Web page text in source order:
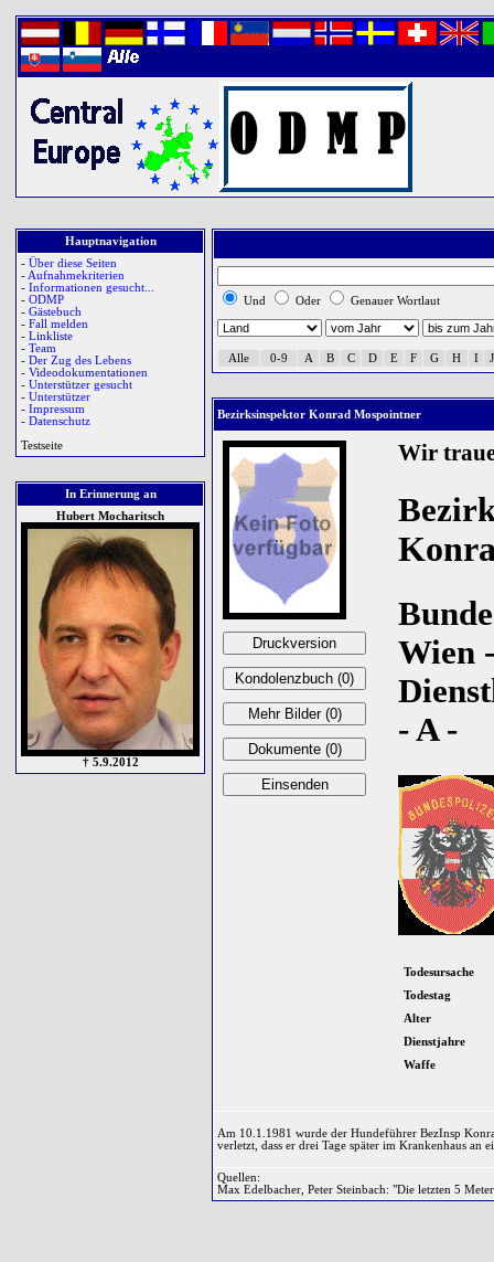
Hauptnavigation
- Über diese Seiten
- Aufnahmekriterien
- Informationen gesucht...
- ODMP
- Gästebuch
- Fall melden
- Linkliste
- Team
- Der Zug des Lebens
- Videodokumentationen
- Unterstützer gesucht
- Unterstützer
- Impressum
- Datenschutz
Testseite
In Erinnerung an
Hubert Mocharitsch
† 5.9.2012
Und Oder Genauer Wortlaut
Alle 0-9 A B C D E F G H I J
Bezirksinspektor Konrad Mospointner
Wir
Wien -
- A -
Todesursache
Todestag
Alter
Dienstjahre
Waffe
Am 10.1.1981 wurde der Hundeführer BezInsp
verletzt, dass er drei Tage später im Krankenhaus an
Quellen:
Max Edelbacher, Peter Steinbach: "Die letzten 5